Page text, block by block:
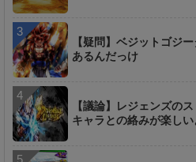
【疑問】ベジットゴジ
あるんだっけ
【議論】レジェンズの
キャラとの絡みが楽し